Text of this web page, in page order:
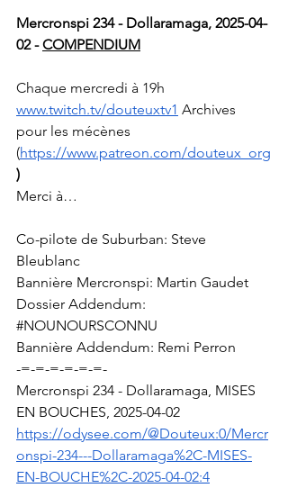
Mercronspi 234 - Dollaramaga, 2025-04-
02 - COMPENDIUM
Chaque mercredi à 19h
www.twitch.tv/douteuxtv1 Archives
pour les mécènes
(https://www.patreon.com/douteux_org
)
Merci à…
Co-pilote de Suburban: Steve
Bleublanc
Bannière Mercronspi: Martin Gaudet
Dossier Addendum:
#NOUNOURSCONNU
Bannière Addendum: Remi Perron
-=-=-=-=-=-=-
Mercronspi 234 - Dollaramaga, MISES
EN BOUCHES, 2025-04-02
https://odysee.com/@Douteux:0/Mercr
onspi-234---Dollaramaga%2C-MISES-
EN-BOUCHE%2C-2025-04-02:4